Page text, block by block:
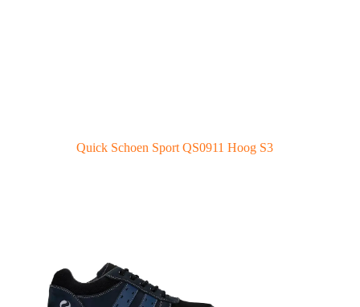
Quick Schoen Sport QS0911 Hoog S3